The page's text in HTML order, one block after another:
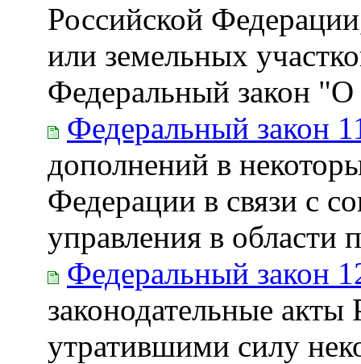
Российской
или земельных
Федеральный закон "О
Федеральный закон
дополнений в
Федерации в связи с
управления в области
Федеральный закон
законодательные
утратившими силу